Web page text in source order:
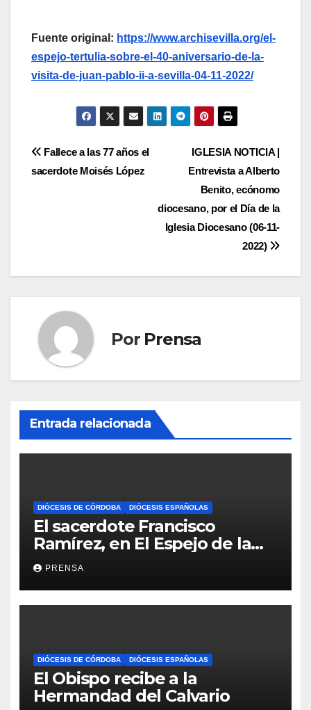
Fuente original: https://www.archisevilla.org/el-
espejo-tertulia-sobre-el-40-aniversario-de-la-
visita-de-juan-pablo-ii-a-sevilla-04-11-2022/
Navegación
IGLESIA NOTICIA |
Entrevista a Alberto
Benito, ecónomo
diocesano, por el Día de la
Iglesia Diocesano (06-11-
2022)
Fallece a las 77 años el
sacerdote Moisés López
Por Prensa
Entrada relacionada
DIÓCESIS DE CÓRDOBA DIÓCESIS ESPAÑOLAS
El sacerdote Francisco
Ramírez, en El Espejo de la
Iglesia
PRENSA
DIÓCESIS DE CÓRDOBA DIÓCESIS ESPAÑOLAS
El Obispo recibe a la
Hermandad del Calvario